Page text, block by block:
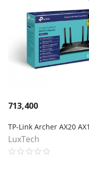
713,400
LuxTech